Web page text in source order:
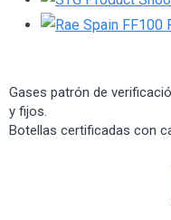
Gases patrón de
y fijos.
Botellas certificadas con